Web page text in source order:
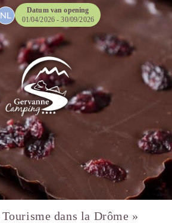
NL
Datum van opening
01/04/2026 - 30/09/2026
Tourisme dans la Drôme »